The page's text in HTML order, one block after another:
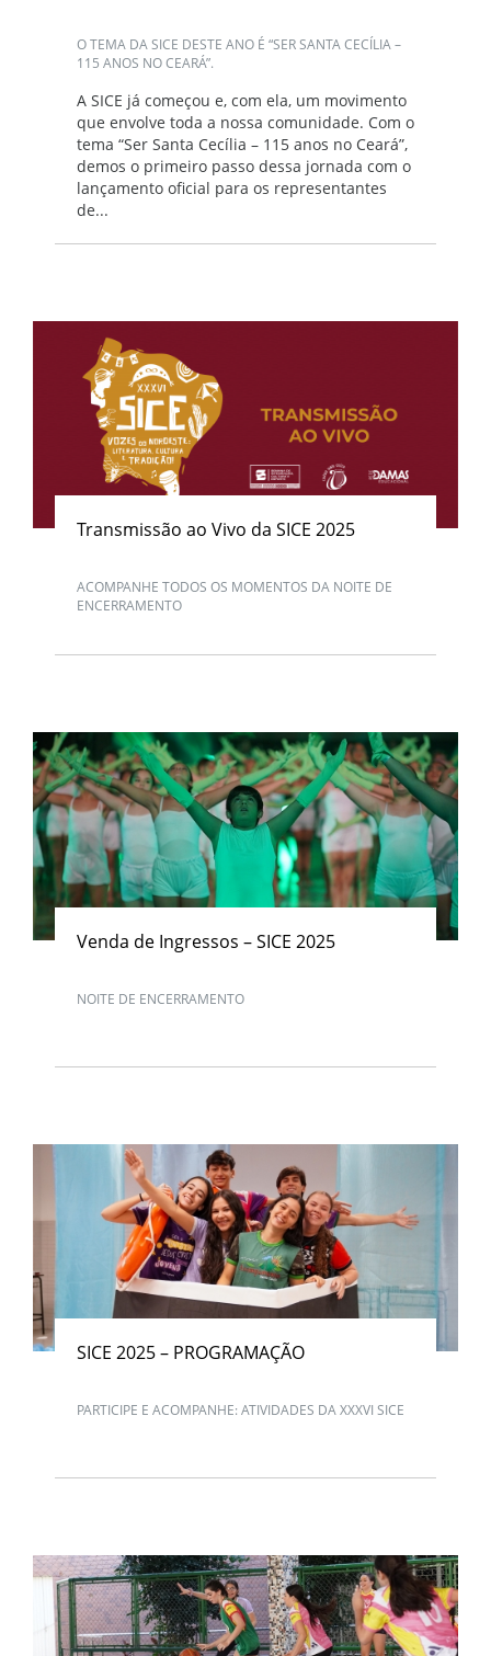
O TEMA DA SICE DESTE ANO É “SER SANTA CECÍLIA –
115 ANOS NO CEARÁ”.
A SICE já começou e, com ela, um movimento
que envolve toda a nossa comunidade. Com o
tema “Ser Santa Cecília – 115 anos no Ceará”,
demos o primeiro passo dessa jornada com o
lançamento oficial para os representantes
de...
Transmissão ao Vivo da SICE 2025
ACOMPANHE TODOS OS MOMENTOS DA NOITE DE
ENCERRAMENTO
Venda de Ingressos – SICE 2025
NOITE DE ENCERRAMENTO
SICE 2025 – PROGRAMAÇÃO
PARTICIPE E ACOMPANHE: ATIVIDADES DA XXXVI SICE